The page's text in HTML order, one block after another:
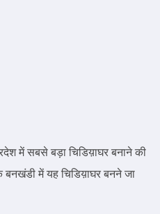
में सबसे बड़ा चिडिय़ाघर बनाने की
में यह चिडिय़ाघर बनने जा